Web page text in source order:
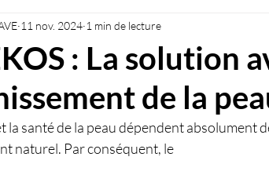
: La solution
de la
11 nov. 2024 1 min de lecture
la santé de la peau dépendent absolument
naturel. Par conséquent, le